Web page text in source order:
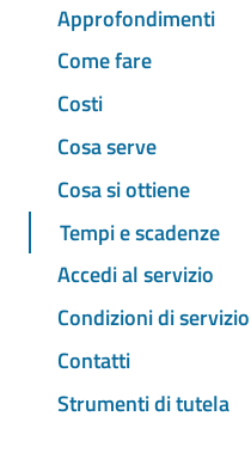
Approfondimenti
Come fare
Costi
Cosa serve
Cosa si ottiene
Tempi e scadenze
Accedi al servizio
Condizioni di servizio
Contatti
Strumenti di tutela